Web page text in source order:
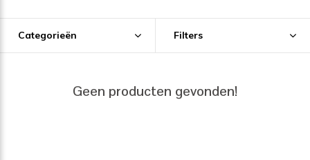
Categorieën Filters
Geen producten gevonden!